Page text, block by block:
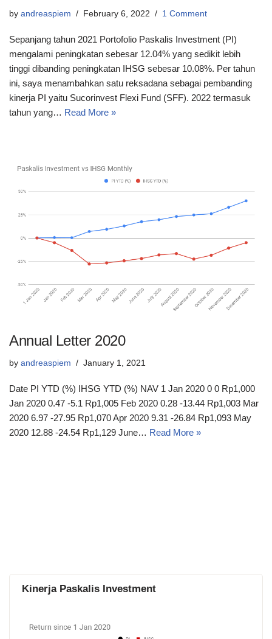
by andreaspiem February 6, 2022 1 Comment
Sepanjang tahun 2021 Portofolio Paskalis Investment (PI)
mengalami peningkatan sebesar 12.04% yang sedikit lebih
tinggi dibanding peningkatan IHSG sebesar 10.08%. Per tahun
ini, saya menambahkan satu reksadana sebagai pembanding
kinerja PI yaitu Sucorinvest Flexi Fund (SFF). 2022 termasuk
tahun yang… Read More »
Annual Letter 2020
by andreaspiem January 1, 2021
Date PI YTD (%) IHSG YTD (%) NAV 1 Jan 2020 0 0 Rp1,000
Jan 2020 0.47 -5.1 Rp1,005 Feb 2020 0.28 -13.44 Rp1,003 Mar
2020 6.97 -27.95 Rp1,070 Apr 2020 9.31 -26.84 Rp1,093 May
2020 12.88 -24.54 Rp1,129 June… Read More »
Kinerja Paskalis Investment